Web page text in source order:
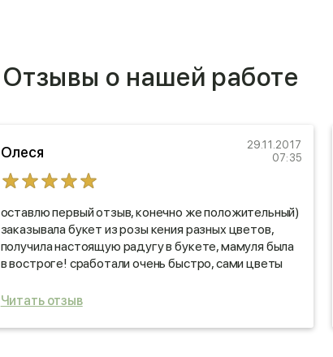
Отзывы о нашей работе
Олеся
29.11.2017
07:35
оставлю первый отзыв, конечно же положительный)
заказывала букет из розы кения разных цветов,
получила настоящую радугу в букете, мамуля была
в востроге! сработали очень быстро, сами цветы
обязательно обращусь еще удачи вам и развития!
Читать отзыв